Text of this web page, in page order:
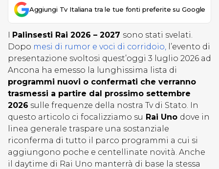
Aggiungi Tv Italiana tra le tue fonti preferite su Google
I Palinsesti Rai 2026 – 2027 sono stati svelati.
Dopo mesi di rumor e voci di corridoio, l’evento di
presentazione svoltosi quest’oggi 3 luglio 2026 ad
Ancona ha emesso la lunghissima lista di
programmi nuovi o confermati che verranno
trasmessi a partire dal prossimo settembre
2026 sulle frequenze della nostra Tv di Stato. In
questo articolo ci focalizziamo su Rai Uno dove in
linea generale traspare una sostanziale
riconferma di tutto il parco programmi a cui si
aggiungono poche e centellinate novità. Anche
il daytime di Rai Uno manterrà di base la stessa